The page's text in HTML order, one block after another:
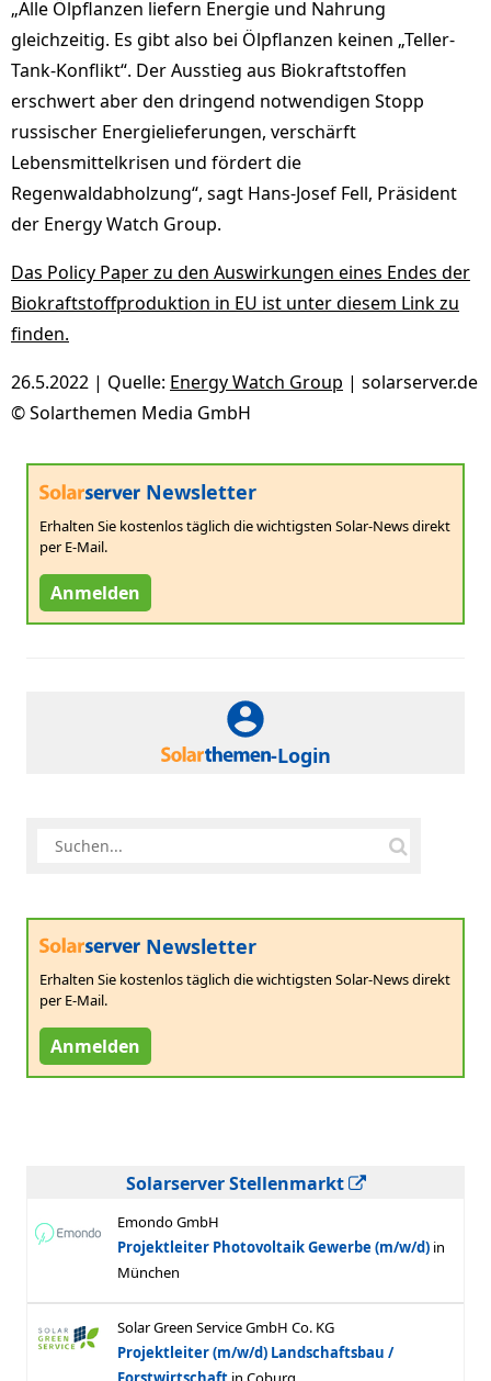
„Alle Ölpflanzen liefern Energie und Nahrung
gleichzeitig. Es gibt also bei Ölpflanzen keinen „Teller-
Tank-Konflikt“. Der Ausstieg aus Biokraftstoffen
erschwert aber den dringend notwendigen Stopp
russischer Energielieferungen, verschärft
Lebensmittelkrisen und fördert die
Regenwaldabholzung“, sagt Hans-Josef Fell, Präsident
der Energy Watch Group.
Das Policy Paper zu den Auswirkungen eines Endes der
Biokraftstoffproduktion in EU ist unter diesem Link zu
finden.
26.5.2022 | Quelle: Energy Watch Group | solarserver.de
© Solarthemen Media GmbH
Newsletter
Erhalten Sie kostenlos täglich die wichtigsten Solar-News direkt
per E-Mail.
Anmelden
-Login
Newsletter
Erhalten Sie kostenlos täglich die wichtigsten Solar-News direkt
per E-Mail.
Anmelden
Solarserver Stellenmarkt